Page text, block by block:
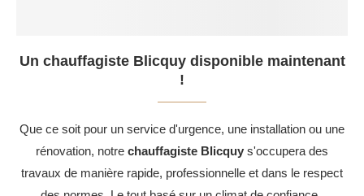
Un chauffagiste Blicquy disponible maintenant
!
Que ce soit pour un service d'urgence, une installation ou une
rénovation, notre chauffagiste Blicquy s'occupera des
travaux de manière rapide, professionnelle et dans le respect